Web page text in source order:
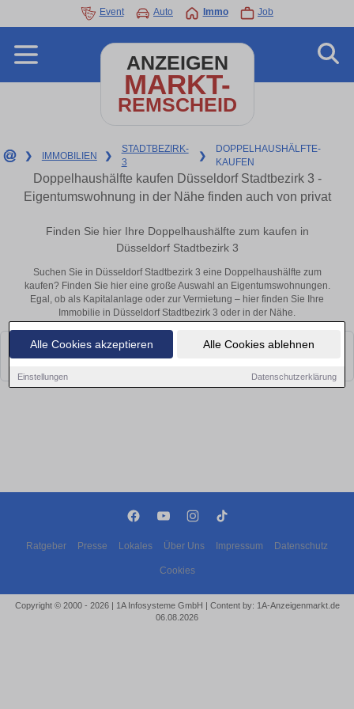
Alle Cookies akzeptieren Alle Cookies ablehnen
Einstellungen Datenschutzerklärung
Event Auto Immo Job
ANZEIGEN
MARKT-
REMSCHEID
❯ IMMOBILIEN ❯
STADTBEZIRK-
3
❯
DOPPELHAUSHÄLFTE-
KAUFEN
Doppelhaushälfte kaufen Düsseldorf Stadtbezirk 3 -
Eigentumswohnung in der Nähe finden auch von privat
Finden Sie hier Ihre Doppelhaushälfte zum kaufen in
Düsseldorf Stadtbezirk 3
Suchen Sie in Düsseldorf Stadtbezirk 3 eine Doppelhaushälfte zum
kaufen? Finden Sie hier eine große Auswahl an Eigentumswohnungen.
Egal, ob als Kapitalanlage oder zur Vermietung – hier finden Sie Ihre
Immobilie in Düsseldorf Stadtbezirk 3 oder in der Nähe.
Leider konnten wir derzeit keine passenden Objekte finden. Schauen Sie
Ratgeber Presse Lokales Über Uns Impressum Datenschutz
Cookies
Copyright © 2000 - 2026 | 1A Infosysteme GmbH | Content by: 1A-Anzeigenmarkt.de
06.08.2026